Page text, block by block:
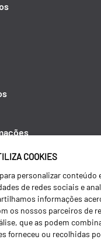
COOKIES
personalizar conteúdo
de redes sociais e
informações
os nossos parceiros de
que as podem
forneceu ou recolhidas
(RGPC)